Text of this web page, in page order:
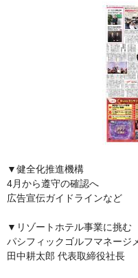
▼健全化推進機構
4月から遵守の確認へ
広告宣伝ガイドラインなど
▼リゾートホテル事業に挑む
パシフィックゴルフマネージ
田中耕太郎 代表取締役社長